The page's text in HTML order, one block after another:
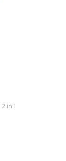
in 1